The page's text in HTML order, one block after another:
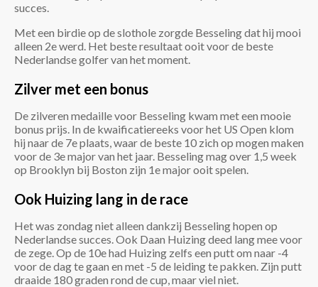
succes.
Met een birdie op de slothole zorgde Besseling dat hij mooi
alleen 2e werd. Het beste resultaat ooit voor de beste
Nederlandse golfer van het moment.
Zilver met een bonus
De zilveren medaille voor Besseling kwam met een mooie
bonus prijs. In de kwaificatiereeks voor het US Open klom
hij naar de 7e plaats, waar de beste 10 zich op mogen maken
voor de 3e major van het jaar. Besseling mag over 1,5 week
op Brooklyn bij Boston zijn 1e major ooit spelen.
Ook Huizing lang in de race
Het was zondag niet alleen dankzij Besseling hopen op
Nederlandse succes. Ook Daan Huizing deed lang mee voor
de zege. Op de 10e had Huizing zelfs een putt om naar -4
voor de dag te gaan en met -5 de leiding te pakken. Zijn putt
draaide 180 graden rond de cup, maar viel niet.